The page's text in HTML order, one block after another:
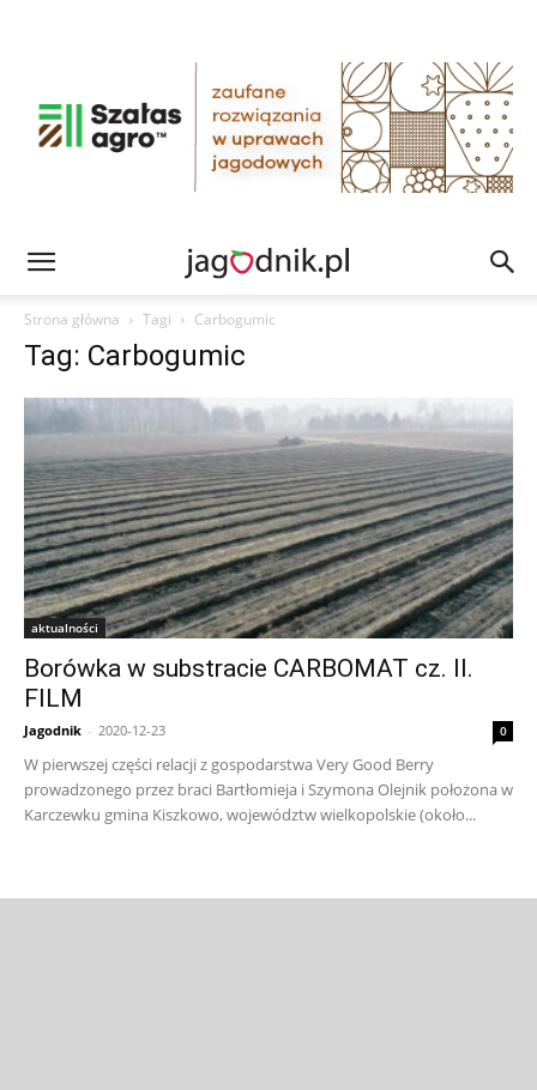
Strona główna Tagi Carbogumic
Tag: Carbogumic
aktualności
Borówka w substracie CARBOMAT cz. II.
FILM
Jagodnik - 2020-12-23 0
W pierwszej części relacji z gospodarstwa Very Good Berry
prowadzonego przez braci Bartłomieja i Szymona Olejnik położona w
Karczewku gmina Kiszkowo, województw wielkopolskie (około...